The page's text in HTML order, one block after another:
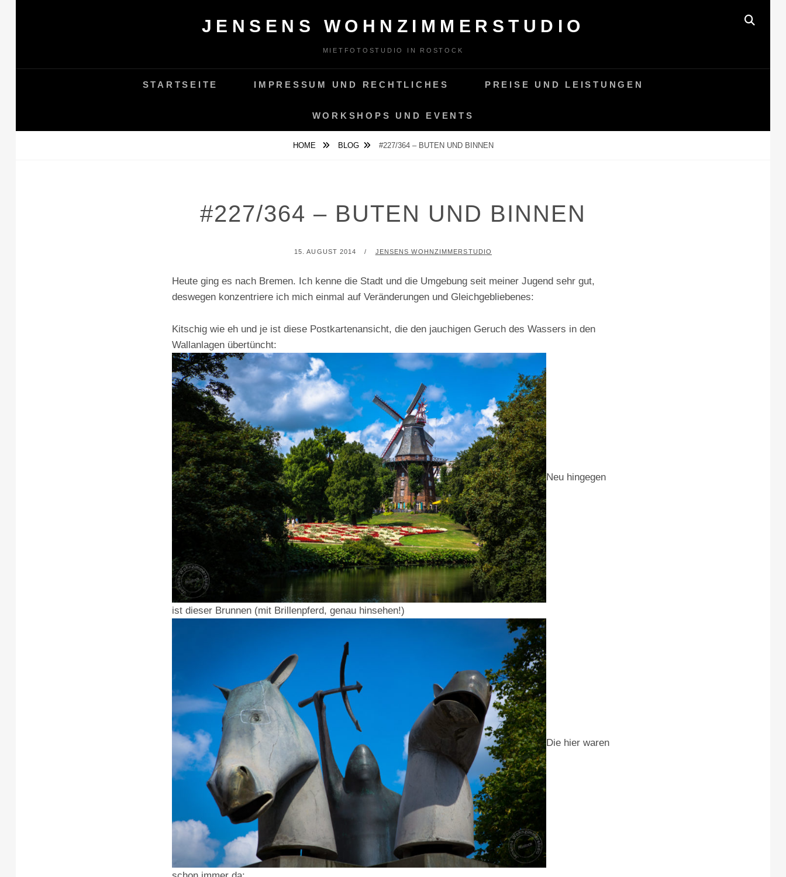
JENSENS WOHNZIMMERSTUDIO
MIETFOTOSTUDIO IN ROSTOCK
STARTSEITE IMPRESSUM UND RECHTLICHES PREISE UND LEISTUNGEN
WORKSHOPS UND EVENTS
HOME BLOG #227/364 – BUTEN UND BINNEN
#227/364 – BUTEN UND BINNEN
POSTED
15. AUGUST 2014 BY
JENSENS WOHNZIMMERSTUDIO
Heute ging es nach Bremen. Ich kenne die Stadt und die Umgebung seit meiner Jugend sehr gut,
deswegen konzentriere ich mich einmal auf Veränderungen und Gleichgebliebenes:
Kitschig wie eh und je ist diese Postkartenansicht, die den jauchigen Geruch des Wassers in den
Wallanlagen übertüncht:
Neu hingegen
ist dieser Brunnen (mit Brillenpferd, genau hinsehen!)
Die hier waren